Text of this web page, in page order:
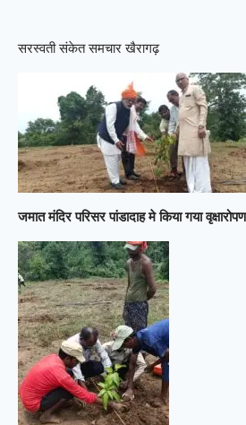
सरस्वती संकेत समचार खैरागढ़
जमात मंदिर परिसर पांडादाह मे किया गया वृक्षारोपण